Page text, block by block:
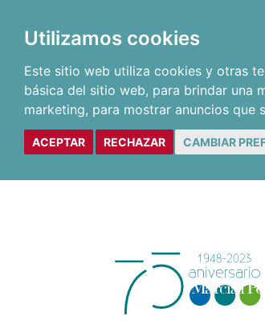
Utilizamos cookies
Este sitio web utiliza cookies y otras
básica del sitio web, para brindar una
marketing, para mostrar anuncios que
ACEPTAR RECHAZAR CAMBIAR